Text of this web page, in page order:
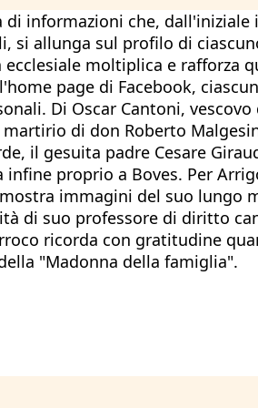
informazioni che, dall'iniziale
si allunga sul profilo di
moltiplica e rafforza
page di Facebook,
Di Oscar Cantoni, vescovo
di don Roberto
il gesuita padre Cesare
proprio a Boves. Per
immagini del suo lungo
di suo professore di diritto
ricorda con gratitudine
"Madonna della famiglia".